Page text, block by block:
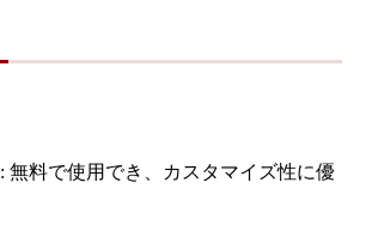
: 無料で使用でき、カスタマイズ性に優